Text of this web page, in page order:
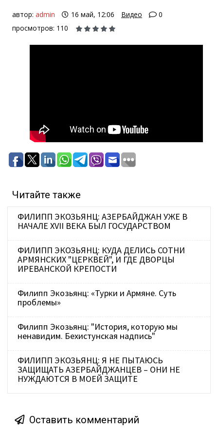
автор: admin 16 май, 12:06 Видео
0
просмотров: 110
Читайте также
ФИЛИПП ЭКОЗЬЯНЦ: АЗЕРБАЙДЖАН УЖЕ В
НАЧАЛЕ XVII ВЕКА БЫЛ ГОСУДАРСТВОМ
ФИЛИПП ЭКОЗЬЯНЦ: КУДА ДЕЛИСЬ СОТНИ
АРМЯНСКИХ "ЦЕРКВЕЙ", И ГДЕ ДВОРЦЫ
ИРЕВАНСКОЙ КРЕПОСТИ
Филипп Экозьянц: «Турки и Армяне. Суть
проблемы»
Филипп Экозьянц: "История, которую мы
ненавидим. Бехистунская надпись"
ФИЛИПП ЭКОЗЬЯНЦ: Я НЕ ПЫТАЮСЬ
ЗАЩИЩАТЬ АЗЕРБАЙДЖАНЦЕВ – ОНИ НЕ
НУЖДАЮТСЯ В МОЕЙ ЗАЩИТЕ
Оставить комментарий